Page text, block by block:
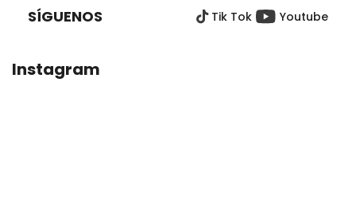
SÍGUENOS Tik Tok Youtube
Instagram